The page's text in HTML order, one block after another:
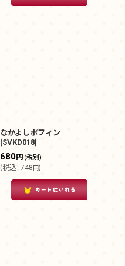
なかよしポフィン
[SVKD018]
680円 (税別)
(税込: 748円)